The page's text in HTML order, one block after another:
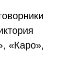
«Каро»,